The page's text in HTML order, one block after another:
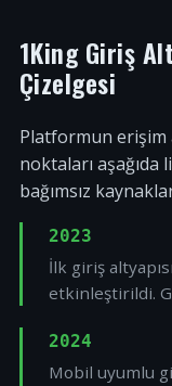
1King Giriş
Çizelgesi
Platformun erişim
noktaları
bağımsız
2023
İlk giriş
etkinleştirildi.
2024
Mobil uyumlu